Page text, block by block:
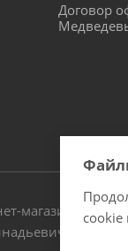
Договор
магазин
ОГРНИП
cookie